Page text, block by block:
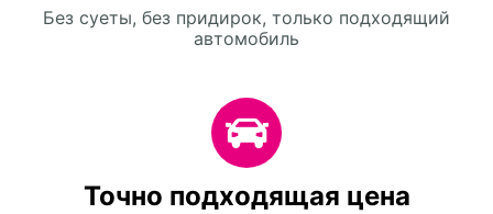
Без суеты, без придирок, только подходящий
автомобиль
Точно подходящая цена